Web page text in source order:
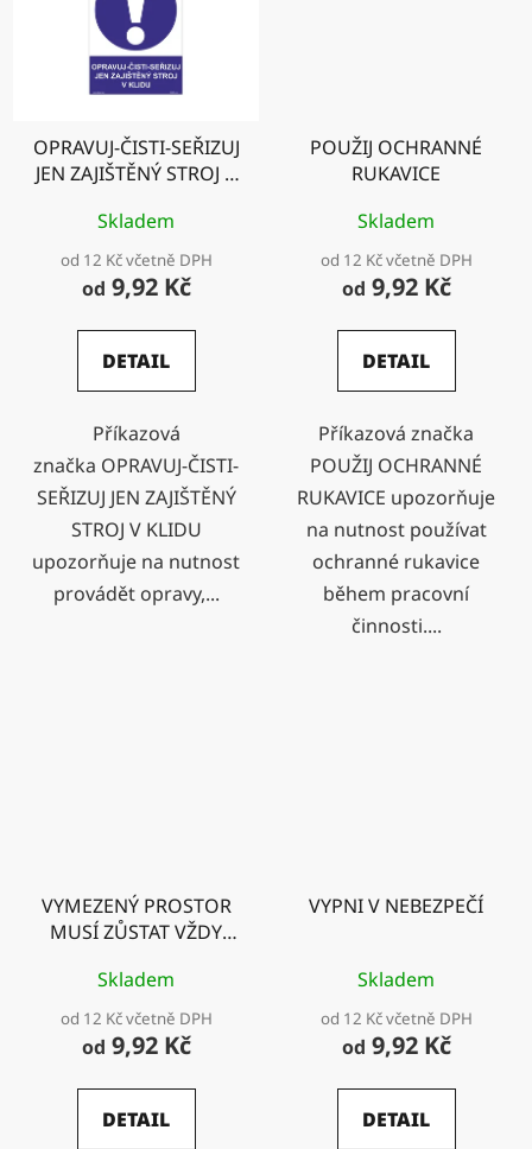
OPRAVUJ-ČISTI-SEŘIZUJ
JEN ZAJIŠTĚNÝ STROJ V
Skladem
od 12 Kč včetně DPH
od 9,92 Kč
DETAIL
Příkazová
značka OPRAVUJ-ČISTI-
SEŘIZUJ JEN ZAJIŠTĚNÝ
STROJ V KLIDU
upozorňuje na nutnost
provádět opravy,...
POUŽIJ OCHRANNÉ
RUKAVICE
Skladem
od 12 Kč včetně DPH
od 9,92 Kč
DETAIL
Příkazová značka
POUŽIJ OCHRANNÉ
RUKAVICE upozorňuje
na nutnost používat
ochranné rukavice
během pracovní
činnosti....
VYMEZENÝ PROSTOR
MUSÍ ZŮSTAT VŽDY
Skladem
od 12 Kč včetně DPH
od 9,92 Kč
DETAIL
VYPNI V NEBEZPEČÍ
Skladem
od 12 Kč včetně DPH
od 9,92 Kč
DETAIL